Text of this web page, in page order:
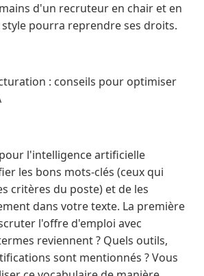
d'un recruteur en chair et en
style pourra reprendre ses droits.
: conseils pour optimiser
l'intelligence artificielle
les bons mots-clés (ceux qui
critères du poste) et de les
dans votre texte. La première
l'offre d'emploi avec
reviennent ? Quels outils,
sont mentionnés ? Vous